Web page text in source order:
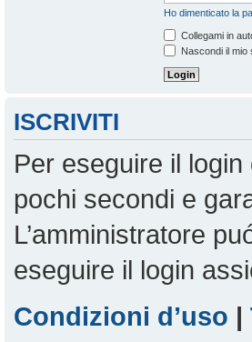
Ho dimenticato la
Collegami in
Nascondi il
ISCRIVITI
Per eseguire il
pochi secondi e
L’amministratore
eseguire il login
Condizioni d’uso |